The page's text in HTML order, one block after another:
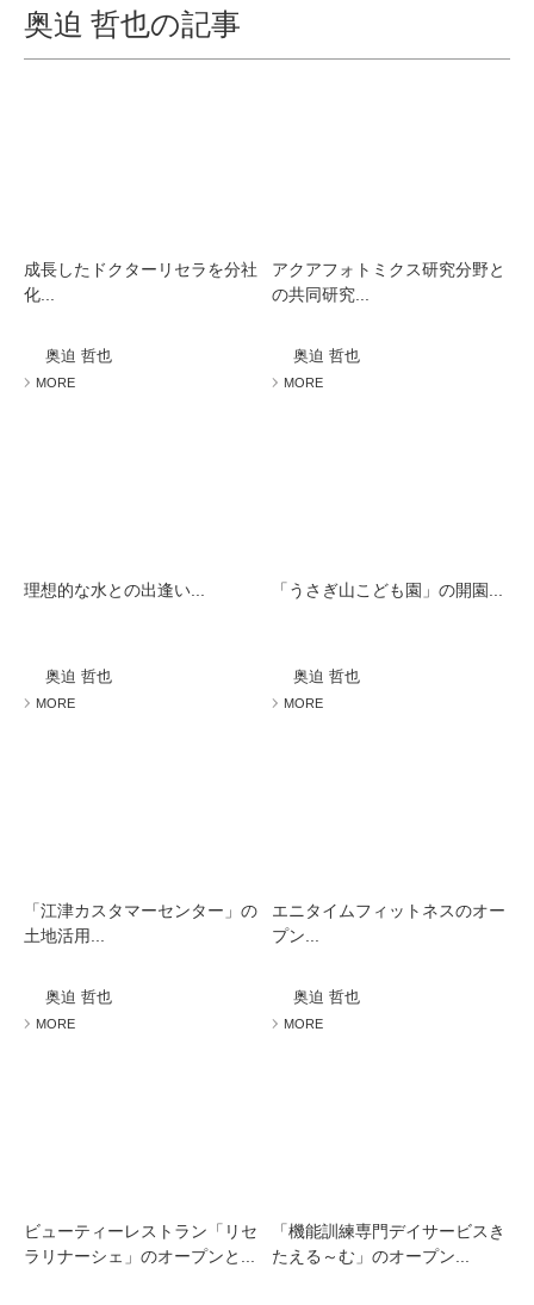
奥迫 哲也の記事
成長したドクターリセラを分社
化...
奥迫 哲也
MORE
アクアフォトミクス研究分野と
の共同研究...
奥迫 哲也
MORE
理想的な水との出逢い...
奥迫 哲也
MORE
「うさぎ山こども園」の開園...
奥迫 哲也
MORE
「江津カスタマーセンター」の
土地活用...
奥迫 哲也
MORE
エニタイムフィットネスのオー
プン...
奥迫 哲也
MORE
ビューティーレストラン「リセ
ラリナーシェ」のオープンと...
「機能訓練専門デイサービスき
たえる～む」のオープン...